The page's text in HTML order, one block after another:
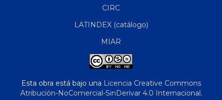
CIRC
LATINDEX (catálogo)
MIAR
Esta obra está bajo una Licencia Creative Commons
Atribución-NoComercial-SinDerivar 4.0 Internacional.